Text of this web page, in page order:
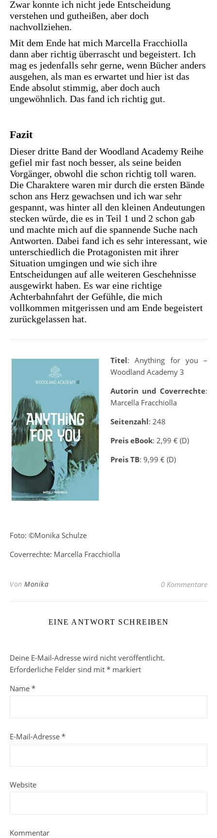
Zwar konnte ich nicht jede Entscheidung
verstehen und gutheißen, aber doch
nachvollziehen.
Mit dem Ende hat mich Marcella Fracchiolla
dann aber richtig überrascht und begeistert. Ich
mag es jedenfalls sehr gerne, wenn Bücher anders
ausgehen, als man es erwartet und hier ist das
Ende absolut stimmig, aber doch auch
ungewöhnlich. Das fand ich richtig gut.
Fazit
Dieser dritte Band der Woodland Academy Reihe
gefiel mir fast noch besser, als seine beiden
Vorgänger, obwohl die schon richtig toll waren.
Die Charaktere waren mir durch die ersten Bände
schon ans Herz gewachsen und ich war sehr
gespannt, was hinter all den kleinen Andeutungen
stecken würde, die es in Teil 1 und 2 schon gab
und machte mich auf die spannende Suche nach
Antworten. Dabei fand ich es sehr interessant, wie
unterschiedlich die Protagonisten mit ihrer
Situation umgingen und wie sich ihre
Entscheidungen auf alle weiteren Geschehnisse
ausgewirkt haben. Es war eine richtige
Achterbahnfahrt der Gefühle, die mich
vollkommen mitgerissen und am Ende begeistert
zurückgelassen hat.
Titel: Anything for you –
Woodland Academy 3
Autorin und Coverrechte:
Marcella Fracchiolla
Seitenzahl: 248
Preis eBook: 2,99 € (D)
Preis TB: 9,99 € (D)
Foto: ©Monika Schulze
Coverrechte: Marcella Fracchiolla
Von Monika 0 Kommentare
EINE ANTWORT SCHREIBEN
Deine E-Mail-Adresse wird nicht veröffentlicht.
Erforderliche Felder sind mit * markiert
Name *
E-Mail-Adresse *
Website
Kommentar